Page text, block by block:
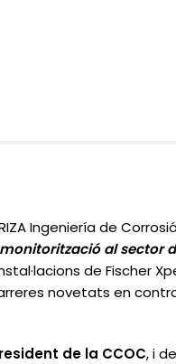
Ingeniería de
al sector
de Fischer
novetats en
de la CCOC, i